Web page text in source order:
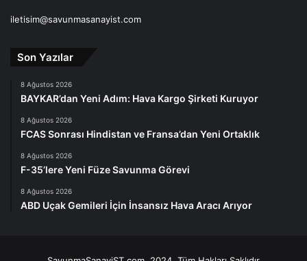
iletisim@savunmasanayist.com
Son Yazılar
8 Ağustos 2026
BAYKAR’dan Yeni Adım: Hava Kargo Şirketi Kuruyor
8 Ağustos 2026
FCAS Sonrası Hindistan ve Fransa’dan Yeni Ortaklık
8 Ağustos 2026
F-35’lere Yeni Füze Savunma Görevi
8 Ağustos 2026
ABD Uçak Gemileri İçin İnsansız Hava Aracı Arıyor